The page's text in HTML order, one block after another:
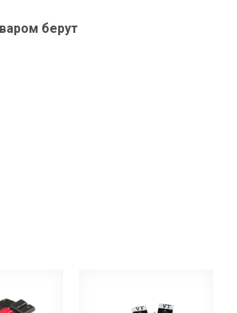
берут